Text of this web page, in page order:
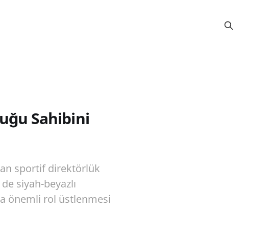
Sahibini
sportif direktörlük
siyah-beyazlı
önemli rol üstlenmesi